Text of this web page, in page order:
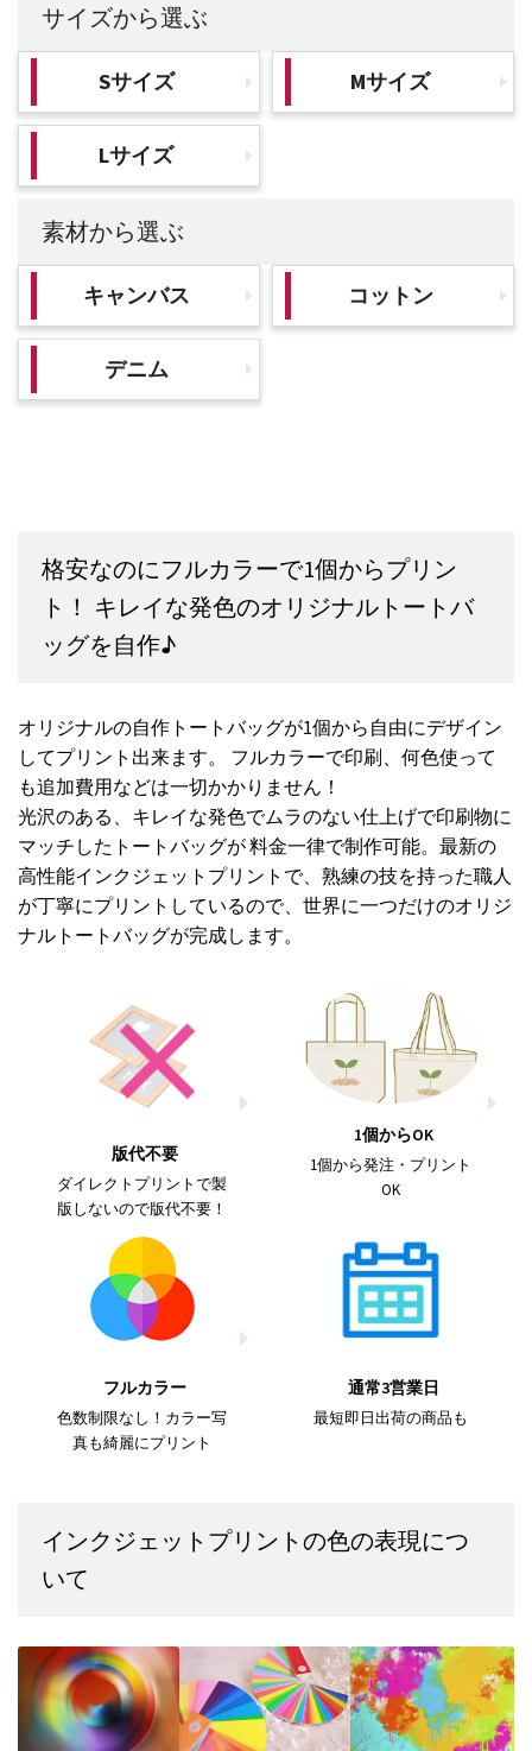
サイズから選ぶ
Sサイズ Mサイズ
Lサイズ
素材から選ぶ
キャンバス コットン
デニム
格安なのにフルカラーで1個からプリン
ト！ キレイな発色のオリジナルトートバ
ッグを自作♪
オリジナルの自作トートバッグが1個から自由にデザイン
してプリント出来ます。 フルカラーで印刷、何色使って
も追加費用などは一切かかりません！
光沢のある、キレイな発色でムラのない仕上げで印刷物に
マッチしたトートバッグが 料金一律で制作可能。最新の
高性能インクジェットプリントで、熟練の技を持った職人
が丁寧にプリントしているので、世界に一つだけのオリジ
ナルトートバッグが完成します。
版代不要
ダイレクトプリントで製
版しないので版代不要！
1個からOK
1個から発注・プリント
OK
フルカラー
色数制限なし！カラー写
真も綺麗にプリント
通常3営業日
最短即日出荷の商品も
インクジェットプリントの色の表現につ
いて